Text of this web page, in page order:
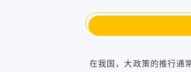
在我国，大政策的推行通